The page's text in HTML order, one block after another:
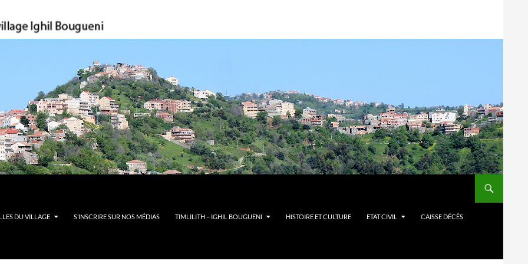
DU VILLAGE S’INSCRIRE SUR NOS MÉDIAS TIMLILITH – IGHIL BOUGUENI HISTOIRE ET CULTURE ETAT CIVIL CAISSE DÉCÈS